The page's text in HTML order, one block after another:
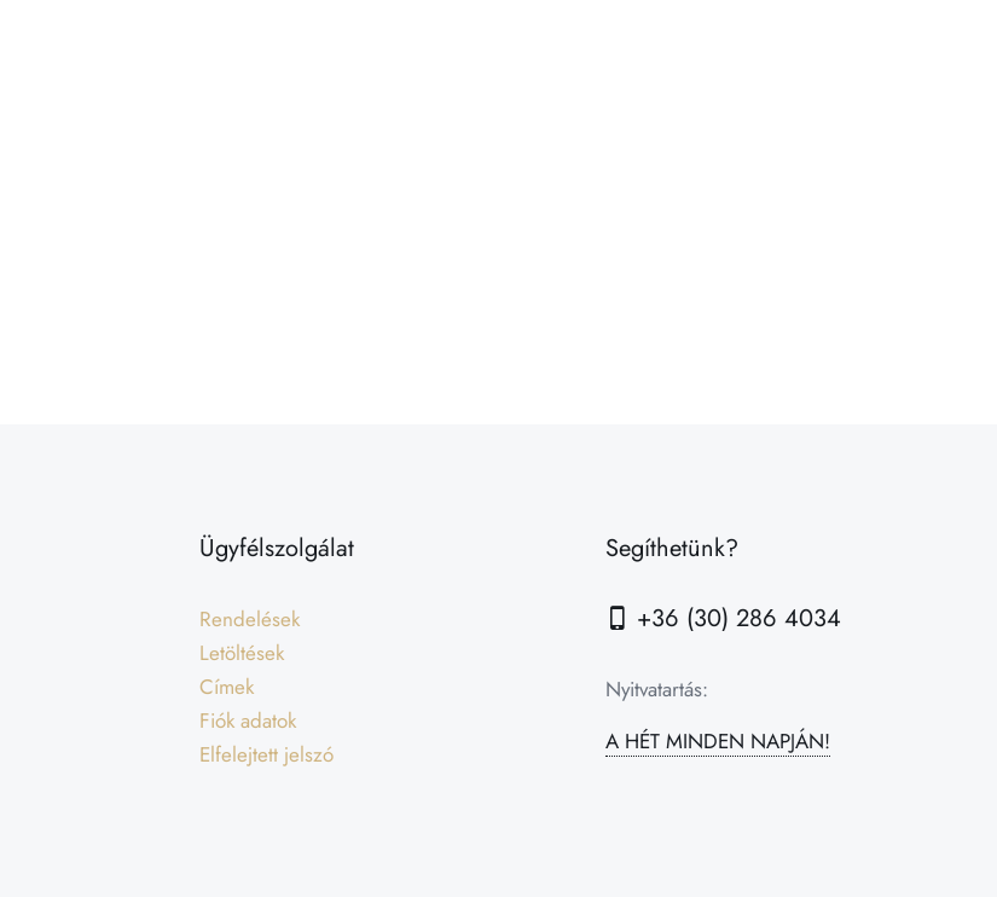
Ügyfélszolgálat
Rendelések
Letöltések
Címek
Fiók adatok
Elfelejtett jelszó
Segíthetünk?
+36 (30) 286 4034
Nyitvatartás:
A HÉT MINDEN NAPJÁN!